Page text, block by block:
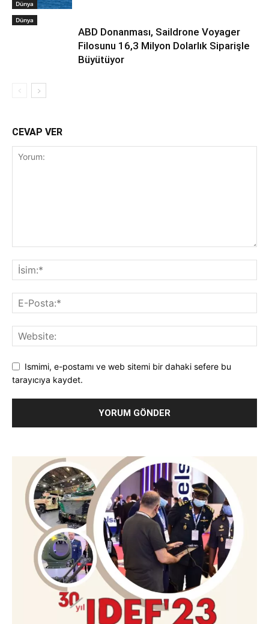
Dünya
Dünya
ABD Donanması, Saildrone Voyager
Filosunu 16,3 Milyon Dolarlık Siparişle
Büyütüyor
CEVAP VER
Ismimi, e-postamı ve web sitemi bir dahaki sefere bu
tarayıcıya kaydet.